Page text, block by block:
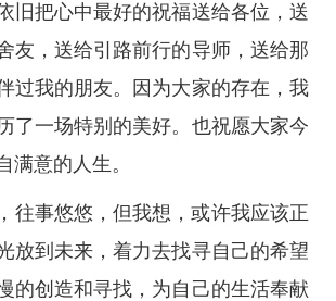
旧把心中最好的祝福送给各位，送
友，送给引路前行的导师，送给那
过我的朋友。因为大家的存在，我
了一场特别的美好。也祝愿大家今
满意的人生。
往事悠悠，但我想，或许我应该正
放到未来，着力去找寻自己的希望
的创造和寻找，为自己的生活奉献